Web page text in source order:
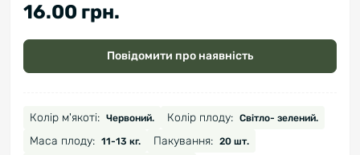
16.00 грн.
Повідомити про наявність
Колір м'якоті: Червоний. Колір плоду: Світло- зелений.
Маса плоду: 11-13 кг. Пакування: 20 шт.